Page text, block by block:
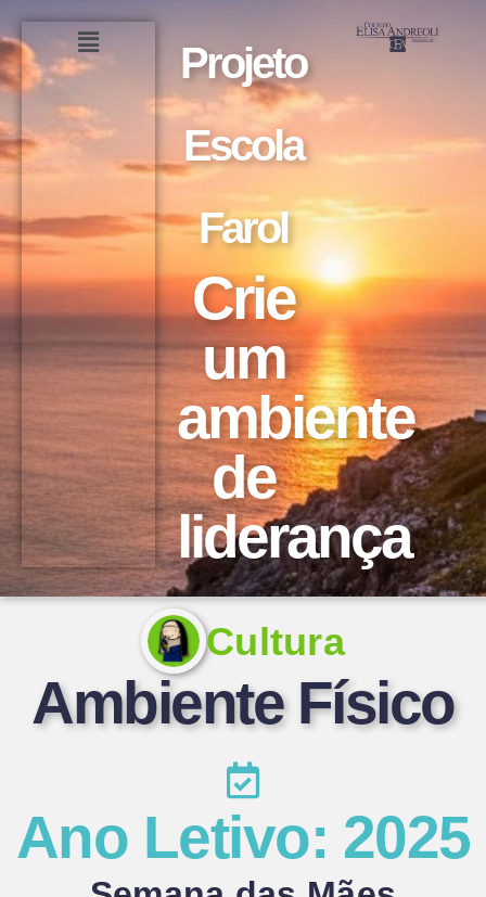
Projeto
Escola
Farol
Crie
um
ambiente
de
liderança
Cultura
Ambiente Físico
Ano Letivo: 2025